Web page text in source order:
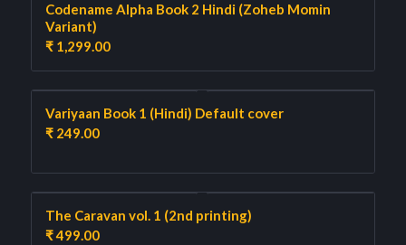
Codename Alpha Book 2 Hindi (Zoheb Momin
Variant)
₹1,299.00
Variyaan Book 1 (Hindi) Default cover
₹249.00
The Caravan vol. 1 (2nd printing)
₹499.00